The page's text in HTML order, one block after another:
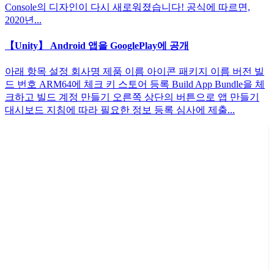
Console의 디자인이 다시 새로워졌습니다! 공식에 따르면,
2020년...
【Unity】 Android 앱을 GooglePlay에 공개
아래 항목 설정 회사명 제품 이름 아이콘 패키지 이름 버전 빌
드 번호 ARM64에 체크 키 스토어 등록 Build App Bundle을 체
크하고 빌드 계정 만들기 오른쪽 상단의 버튼으로 앱 만들기
대시보드 지침에 따라 필요한 정보 등록 심사에 제출...